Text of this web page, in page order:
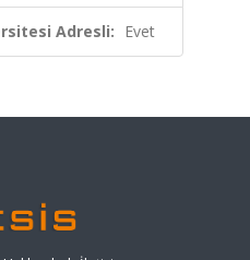
Adresli: Evet